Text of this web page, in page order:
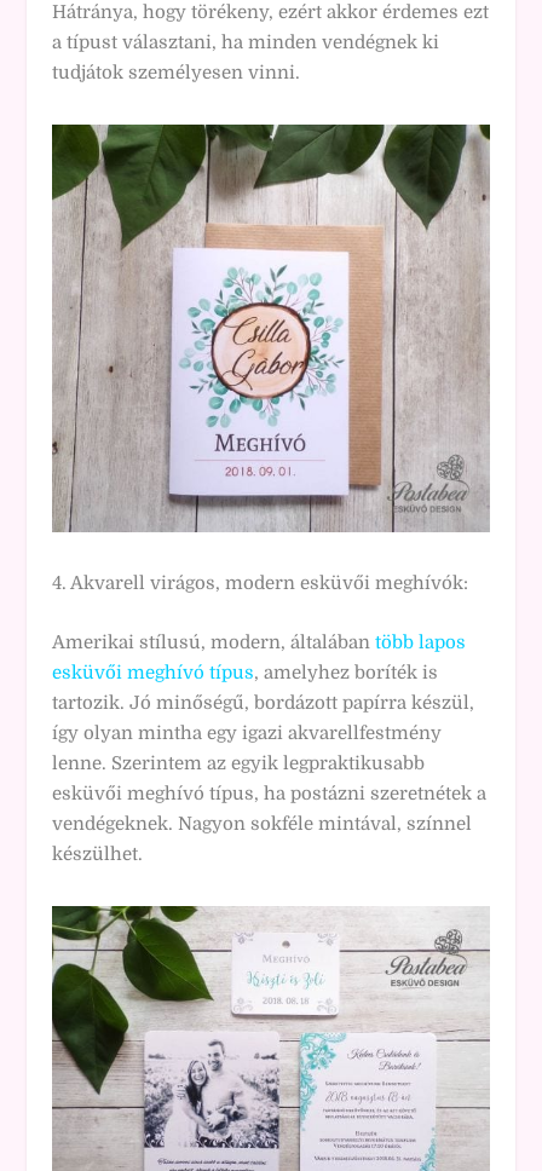
Hátránya, hogy törékeny, ezért akkor érdemes ezt
a típust választani, ha minden vendégnek ki
tudjátok személyesen vinni.
4. Akvarell virágos, modern esküvői meghívók:
Amerikai stílusú, modern, általában több lapos
esküvői meghívó típus, amelyhez boríték is
tartozik. Jó minőségű, bordázott papírra készül,
így olyan mintha egy igazi akvarellfestmény
lenne. Szerintem az egyik legpraktikusabb
esküvői meghívó típus, ha postázni szeretnétek a
vendégeknek. Nagyon sokféle mintával, színnel
készülhet.